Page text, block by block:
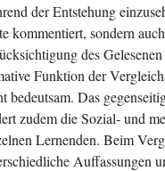
der Entstehung
kommentiert, sondern
des
Funktion der
bedeutsam. Das
zudem die Sozial- und
Lernenden. Beim
Auffassungen